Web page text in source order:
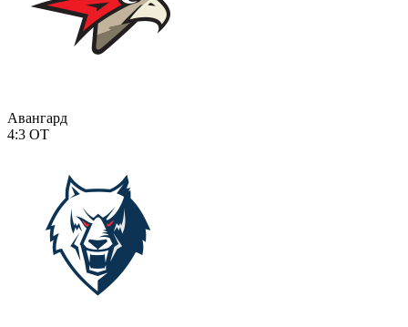
Авангард
4:3 ОТ